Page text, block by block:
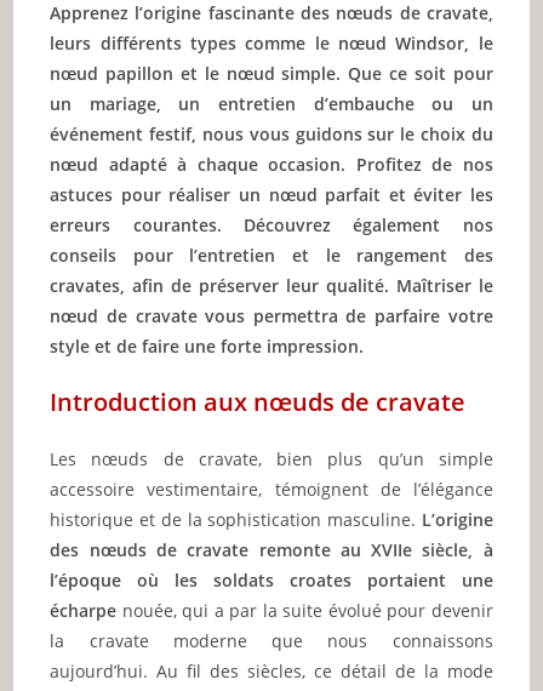
Apprenez l’origine fascinante des nœuds de cravate,
leurs différents types comme le nœud Windsor, le
nœud papillon et le nœud simple. Que ce soit pour
un mariage, un entretien d’embauche ou un
événement festif, nous vous guidons sur le choix du
nœud adapté à chaque occasion. Profitez de nos
astuces pour réaliser un nœud parfait et éviter les
erreurs courantes. Découvrez également nos
conseils pour l’entretien et le rangement des
cravates, afin de préserver leur qualité. Maîtriser le
nœud de cravate vous permettra de parfaire votre
style et de faire une forte impression.
Introduction aux nœuds de cravate
Les nœuds de cravate, bien plus qu’un simple
accessoire vestimentaire, témoignent de l’élégance
historique et de la sophistication masculine. L’origine
des nœuds de cravate remonte au XVIIe siècle, à
l’époque où les soldats croates portaient une
écharpe nouée, qui a par la suite évolué pour devenir
la cravate moderne que nous connaissons
aujourd’hui. Au fil des siècles, ce détail de la mode